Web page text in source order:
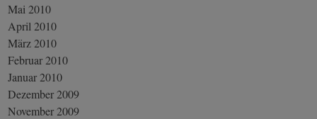
Mai 2010
April 2010
März 2010
Februar 2010
Januar 2010
Dezember 2009
November 2009